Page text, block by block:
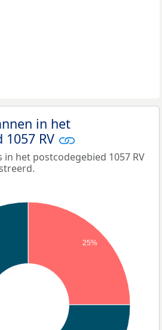
in het
RV
in het postcodegebied 1057 RV
25%